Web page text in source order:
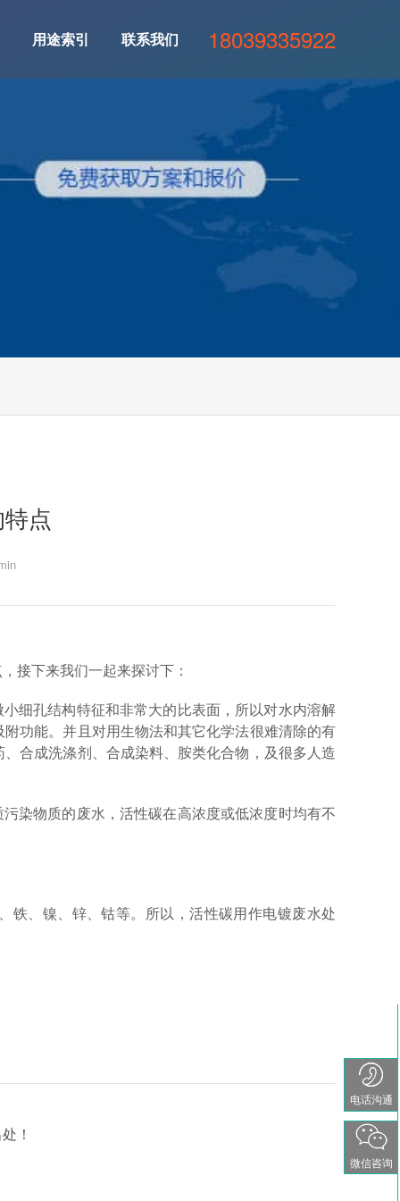
用途索引 联系我们 18039335922
点
接下来我们一起来探讨下：
细孔结构特征和非常大的比表面，所以对水内溶解
功能。并且对用生物法和其它化学法很难清除的有
合成洗涤剂、合成染料、胺类化合物，及很多人造
染物质的废水，活性碳在高浓度或低浓度时均有不
铁、镍、锌、钴等。所以，活性碳用作电镀废水处
！
电话沟通
微信咨询